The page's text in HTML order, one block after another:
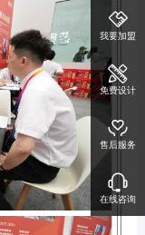
我要加盟
免费设计
售后服务
在线咨询